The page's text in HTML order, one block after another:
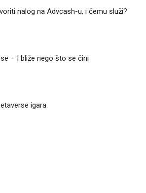
nalog na Advcash-u, i čemu služi?
– I bliže nego što se čini
igara.